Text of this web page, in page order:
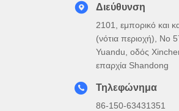
Διεύθυνση
2101, εμπορικό και
(νότια περιοχή), Νο
Yuandu, οδός
επαρχία Shandong
Τηλεφώνημα
86-150-63431351